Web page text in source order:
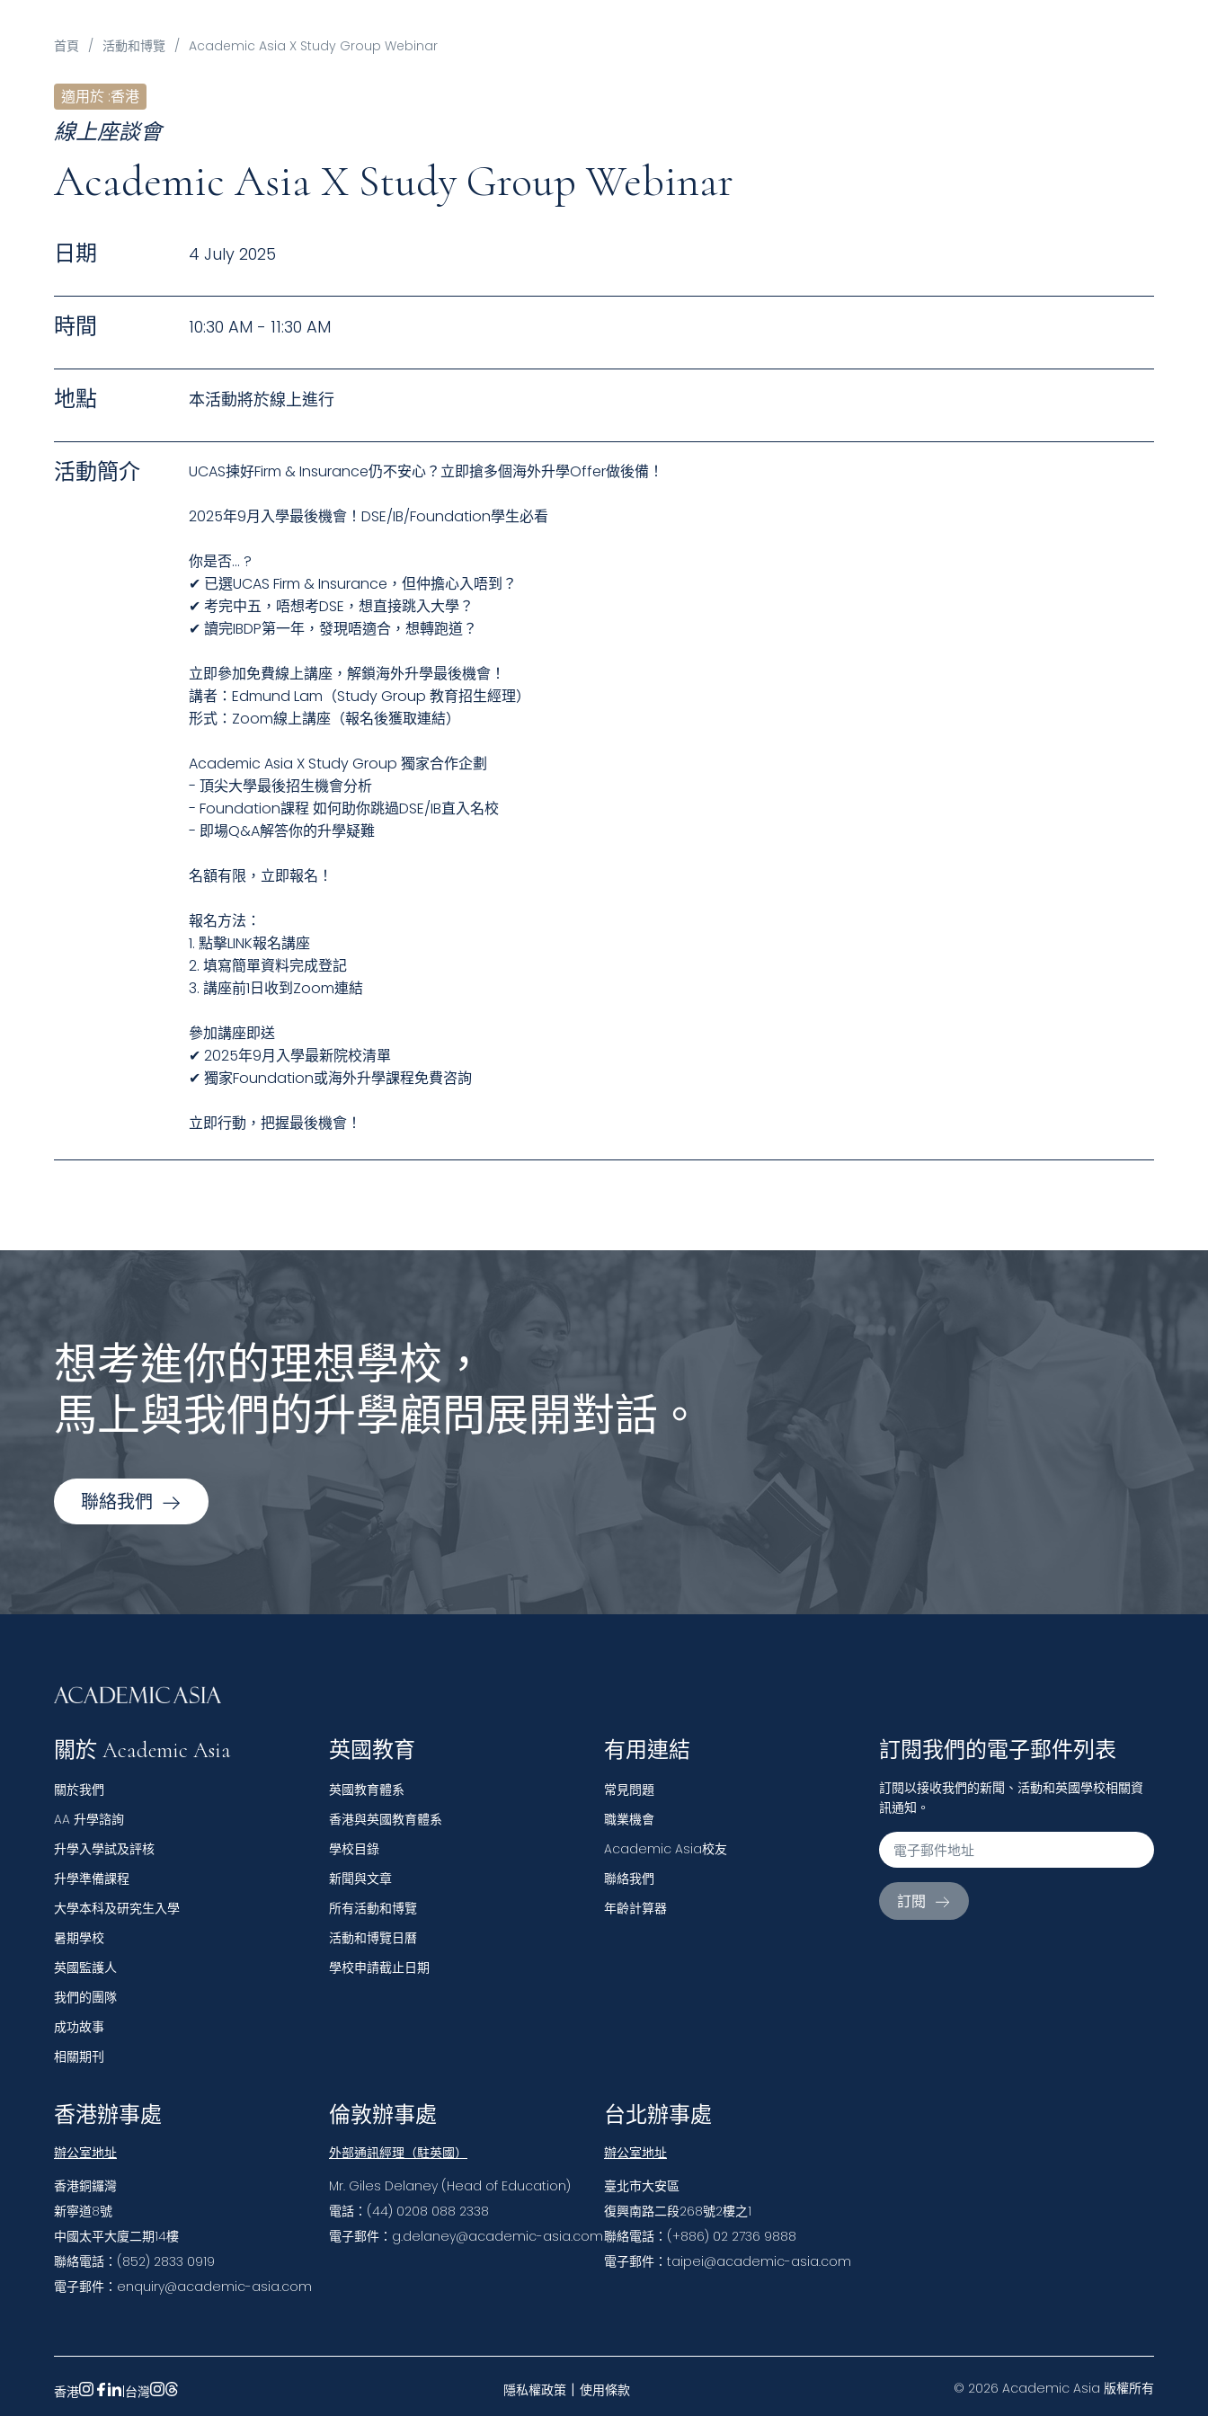
首頁 / 活動和博覽 / Academic Asia X Study Group Webinar
適用於 :香港
線上座談會
Academic Asia X Study Group Webinar
日期 4 July 2025
時間 10:30 AM - 11:30 AM
地點 本活動將於線上進行
活動簡介 UCAS揀好Firm & Insurance仍不安心？立即搶多個海外升學Offer做後備！
2025年9月入學最後機會！DSE/IB/Foundation學生必看
你是否... ?
✔ 已選UCAS Firm & Insurance，但仲擔心入唔到？
✔ 考完中五，唔想考DSE，想直接跳入大學？
✔ 讀完IBDP第一年，發現唔適合，想轉跑道？
立即參加免費線上講座，解鎖海外升學最後機會！
講者：Edmund Lam（Study Group 教育招生經理）
形式：Zoom線上講座（報名後獲取連結）
Academic Asia X Study Group 獨家合作企劃
- 頂尖大學最後招生機會分析
- Foundation課程 如何助你跳過DSE/IB直入名校
- 即場Q&A解答你的升學疑難
名額有限，立即報名！
報名方法：
1. 點擊LINK報名講座
2. 填寫簡單資料完成登記
3. 講座前1日收到Zoom連結
參加講座即送
✔ 2025年9月入學最新院校清單
✔ 獨家Foundation或海外升學課程免費咨詢
立即行動，把握最後機會！
想考進你的理想學校，
馬上與我們的升學顧問展開對話。
聯絡我們
關於 Academic Asia
關於我們
AA 升學諮詢
升學入學試及評核
升學準備課程
大學本科及研究生入學
暑期學校
英國監護人
我們的團隊
成功故事
相關期刊
英國教育
英國教育體系
香港與英國教育體系
學校目錄
新聞與文章
所有活動和博覽
活動和博覽日曆
學校申請截止日期
有用連結
常見問題
職業機會
Academic Asia校友
聯絡我們
年齡計算器
訂閱我們的電子郵件列表
訂閱以接收我們的新聞、活動和英國學校相關資
訊通知。
訂閱
香港辦事處
辦公室地址
香港銅鑼灣
新寧道8號
中國太平大廈二期14樓
聯絡電話：(852) 2833 0919
電子郵件：enquiry@academic-asia.com
倫敦辦事處
外部通訊經理（駐英國）
Mr. Giles Delaney (Head of Education)
電話：(44) 0208 088 2338
電子郵件：g.delaney@academic-asia.com
台北辦事處
辦公室地址
臺北市大安區
復興南路二段268號2樓之1
聯絡電話：(+886) 02 2736 9888
電子郵件：taipei@academic-asia.com
香港 |台灣 隱私權政策 | 使用條款 © 2026 Academic Asia 版權所有